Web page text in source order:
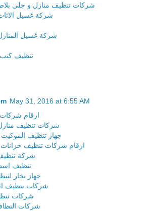
شركات تنظيف منازل و جلى
شركة غسيل
شركة غسيل
تنظيف
May 31, 2016 at 6:55 AM
ارقام
شركات تنظيف
جهاز تنظيف
ارقام شركات تنظيف خزانات
شركة
تنظيف
جهاز بخار
شركات تنظيف
شركات
شركات